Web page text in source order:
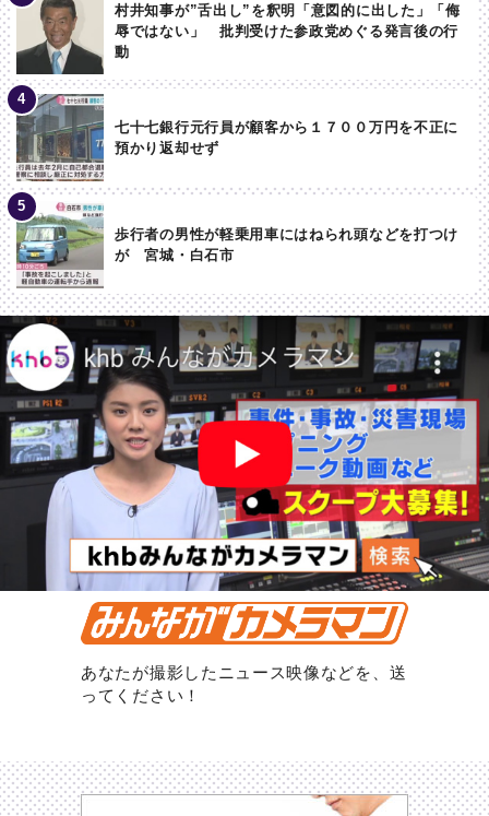
村井知事が”舌出し”を釈明「意図的に出した」「侮
辱ではない」 批判受けた参政党めぐる発言後の行
動
七十七銀行元行員が顧客から１７００万円を不正に
預かり返却せず
歩行者の男性が軽乗用車にはねられ頭などを打つけ
が 宮城・白石市
あなたが撮影したニュース映像などを、送
ってください！